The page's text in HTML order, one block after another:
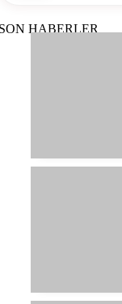
HABERLER